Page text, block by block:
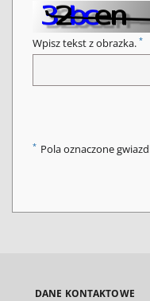
Wpisz tekst z obrazka. *
* Pola oznaczone
DANE KONTAKTOWE